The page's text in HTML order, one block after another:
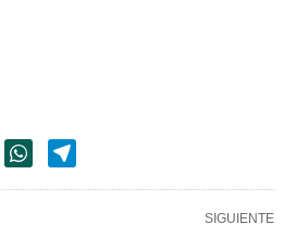
SIGUIENTE